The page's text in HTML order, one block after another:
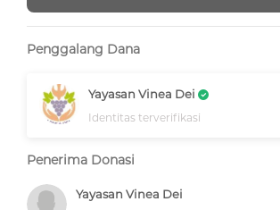
Penggalang Dana
Yayasan Vinea Dei
Identitas terverifikasi
Penerima Donasi
Yayasan Vinea Dei